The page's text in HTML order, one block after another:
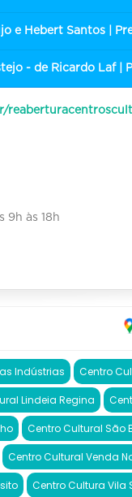
e Hebert Santos |
- de Ricardo Laf |
9h às 18h
Indústrias Centro
Lindeia Regina
Centro Cultural São
Centro Cultural Venda
Centro Cultura Vila